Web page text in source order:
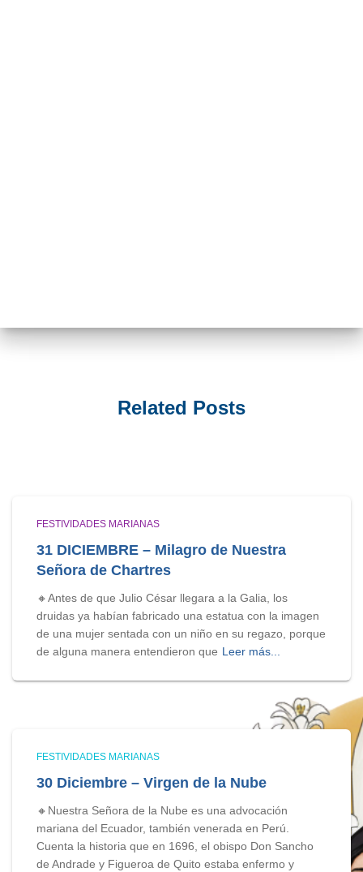
Related Posts
FESTIVIDADES MARIANAS
31 DICIEMBRE – Milagro de Nuestra
Señora de Chartres
🔸Antes de que Julio César llegara a la Galia, los
druidas ya habían fabricado una estatua con la imagen
de una mujer sentada con un niño en su regazo, porque
de alguna manera entendieron que Leer más...
FESTIVIDADES MARIANAS
30 Diciembre – Virgen de la Nube
🔸Nuestra Señora de la Nube es una advocación
mariana del Ecuador, también venerada en Perú.
Cuenta la historia que en 1696, el obispo Don Sancho
de Andrade y Figueroa de Quito estaba enfermo y